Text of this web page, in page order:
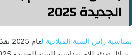
الجديدة 2025
بمناسبة رأس السنة الميلادية ل